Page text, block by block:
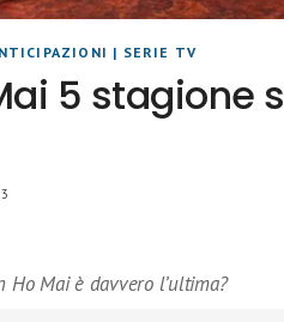
| SERIE TV
5 stagione
Ho Mai è davvero l’ultima?